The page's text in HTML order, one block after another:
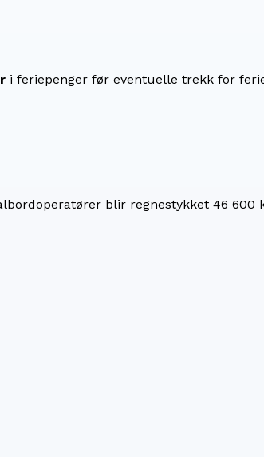
i feriepenger før eventuelle trekk for
blir regnestykket 46 600